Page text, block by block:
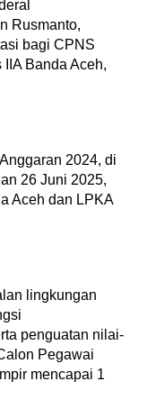
Rusmanto,
bagi CPNS
Banda Aceh,
2024, di
26 Juni 2025,
Aceh dan LPKA
lingkungan
penguatan nilai-
Pegawai
mencapai 1